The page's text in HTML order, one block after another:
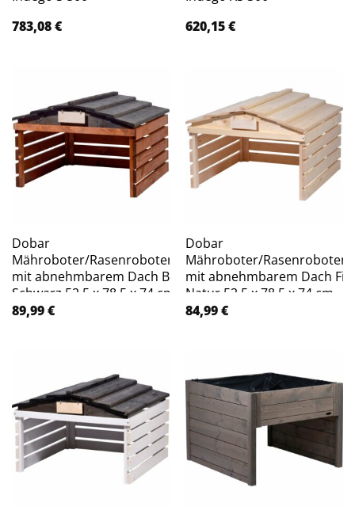
783,08€
620,15€
Dobar
Mähroboter/Rasenrobotergarage
mit abnehmbarem Dach Braun
Schwarz 52,5 x 78,5 x 74 cm
89,99€
Dobar
Mähroboter/
mit abnehmbarem Dach
Natur 52,5 x 78,5 x 74 cm
84,99€